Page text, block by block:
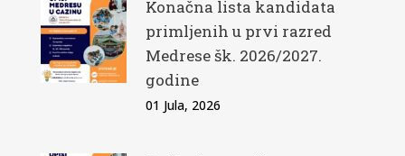
Konačna lista kandidata
primljenih u prvi razred
Medrese šk. 2026/2027.
godine
01 Jula, 2026